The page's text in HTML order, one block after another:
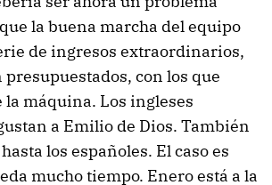
la buena marcha del equipo
de ingresos extraordinarios,
presupuestados, con los que
máquina. Los ingleses
a Emilio de Dios. También
los españoles. El caso es
mucho tiempo. Enero está a la